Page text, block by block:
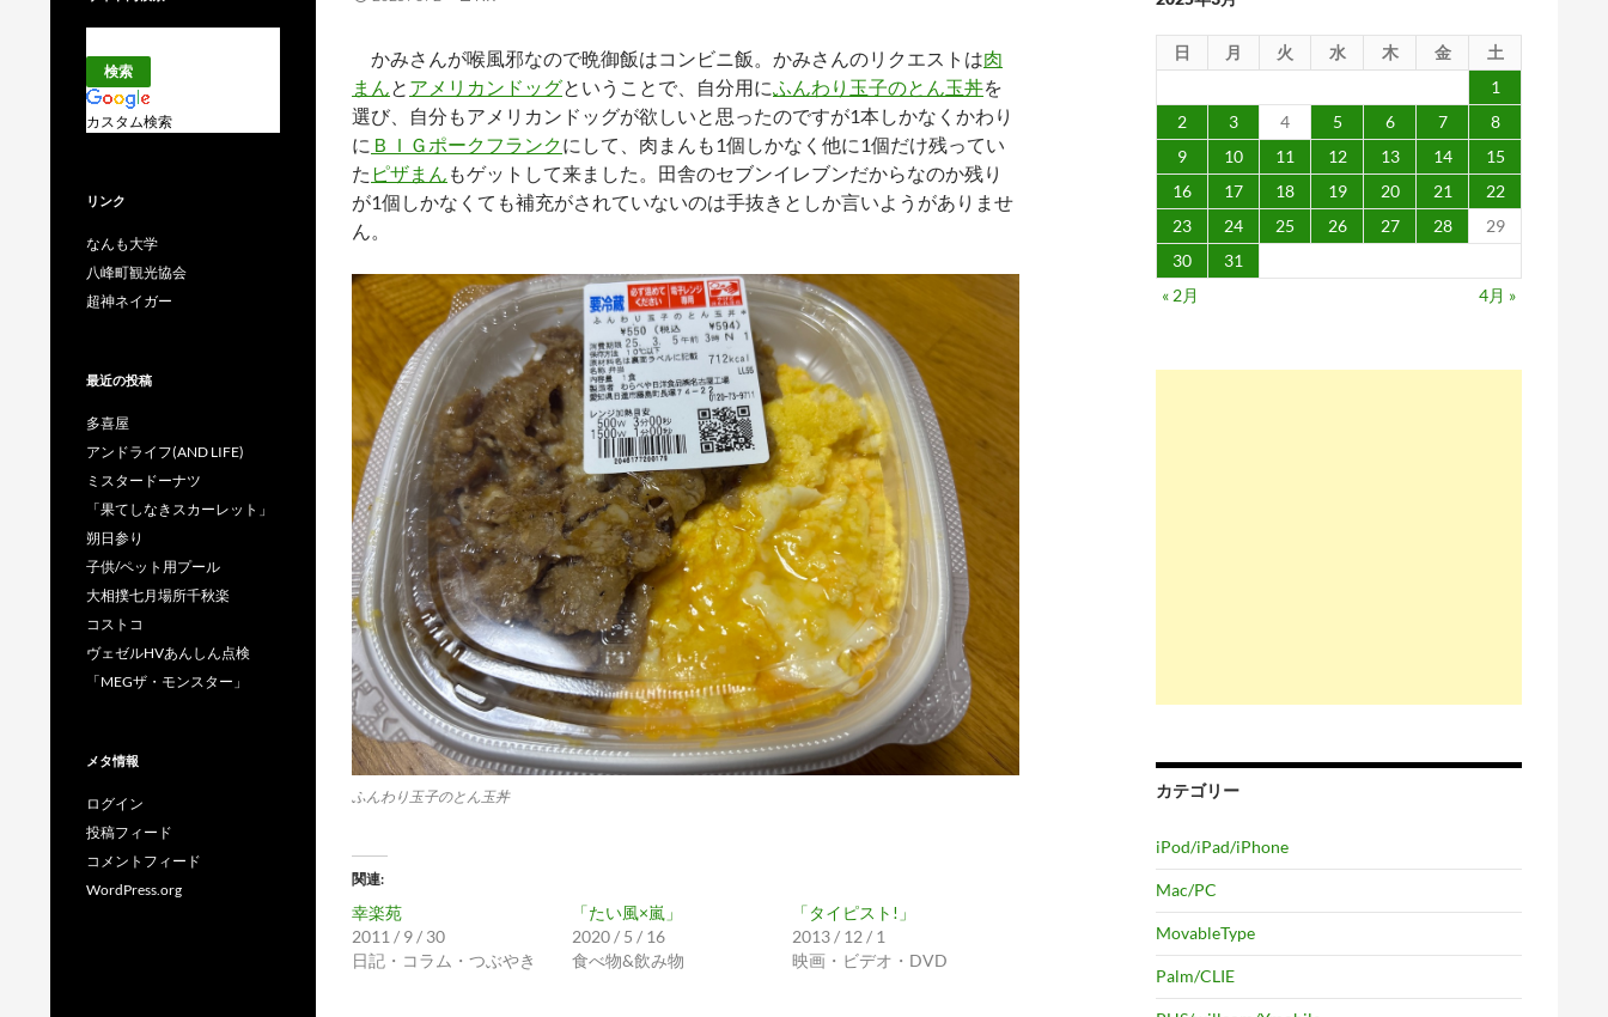
かみさんが喉風邪なので晩御飯はコンビニ飯。かみさんのリクエストは肉
まんと アメリカンドッグということで、自分用にふんわり玉子のとん玉丼を
選び、自分もアメリカンドッグが欲しいと思ったのですが1本しかなくかわり
に ＢＩＧポークフランクにして、肉まんも1個しかなく他に1個だけ残ってい
た ピザまん もゲットして来ました。田舎のセブンイレブンだからなのか残り
が1個しかなくても補充がされていないのは手抜きとしか言いようがありませ
ん。
ふんわり玉子のとん玉丼
関連
幸楽苑
2011 / 9 / 30
日記・コラム・つぶやき
「たい風×嵐」
2020 / 5 / 16
食べ物&飲み物
「タイピスト!」
2013 / 12 / 1
映画・ビデオ・DVD
日 月 火 水 木 金
土
1
2
3 4 5 6 7
8
9
10 11 12 13 14
15
16
17 18 19 20 21
22
23
24 25 26 27 28
29
30
31
« 2月
4月 »
カテゴリー
iPod/iPad/iPhone
Mac/PC
MovableType
Palm/CLIE
カスタム検索
リンク
なんも大学
八峰町観光協会
超神ネイガー
最近の投稿
多喜屋
アンドライフ(AND LIFE)
ミスタードーナツ
「果てしなきスカーレット」
朔日参り
子供/ペット用プール
大相撲七月場所千秋楽
コストコ
ヴェゼルHVあんしん点検
「MEGザ・モンスター」
メタ情報
ログイン
投稿フィード
コメントフィード
WordPress.org